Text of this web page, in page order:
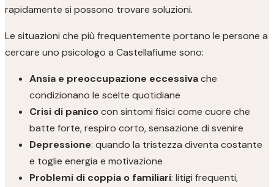
rapidamente si possono trovare soluzioni.
Le situazioni che più frequentemente portano le persone a
cercare uno psicologo a Castellafiume sono:
Ansia e preoccupazione eccessivache
condizionano le scelte quotidiane
Crisi di panicocon sintomi fisici come cuore che
batte forte, respiro corto, sensazione di svenire
Depressione: quando la tristezza diventa costante
e toglie energia e motivazione
Problemi di coppia o familiari: litigi frequenti,